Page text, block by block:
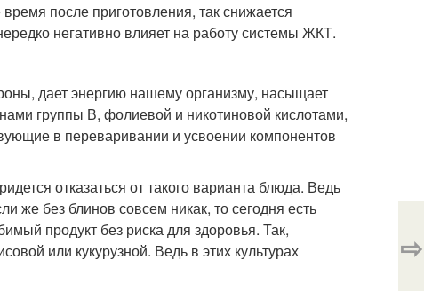
после приготовления, так снижается
негативно влияет на работу системы ЖКТ.
дает энергию нашему организму, насыщает
группы В, фолиевой и никотиновой кислотами,
в переваривании и усвоении компонентов
отказаться от такого варианта блюда. Ведь
же без блинов совсем никак, то сегодня есть
продукт без риска для здоровья. Так,
или кукурузной. Ведь в этих культурах
⇨